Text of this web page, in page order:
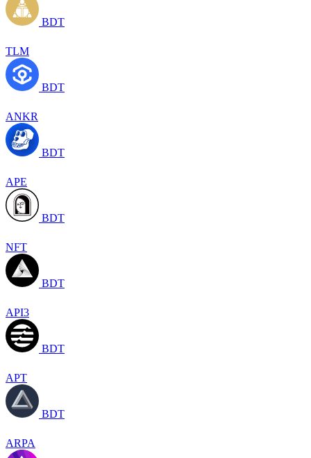
BDT
TLM
BDT
ANKR
BDT
APE
BDT
NFT
BDT
API3
BDT
APT
BDT
ARPA